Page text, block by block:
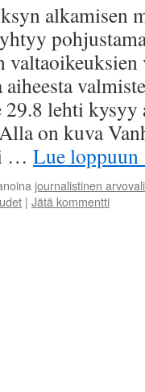
alkamisen
29.8 lehti
on kuva
… Lue loppuun
journalistinen
| Jätä kommentti